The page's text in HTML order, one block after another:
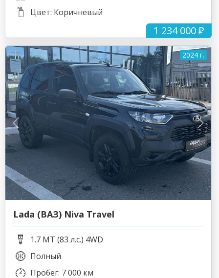
1 234 000 ₽
Цвет: Коричневый
2024 г.
Lada (ВАЗ) Niva Travel
1.7 MT (83 л.с.) 4WD
Полный
Пробег: 7 000 км